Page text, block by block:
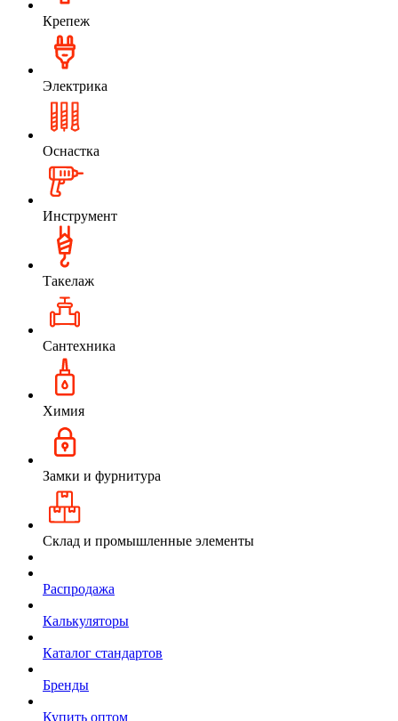
Крепеж
Электрика
Оснастка
Инструмент
Такелаж
Сантехника
Химия
Замки и фурнитура
Склад и промышленные элементы
Распродажа
Калькуляторы
Каталог стандартов
Бренды
Купить оптом